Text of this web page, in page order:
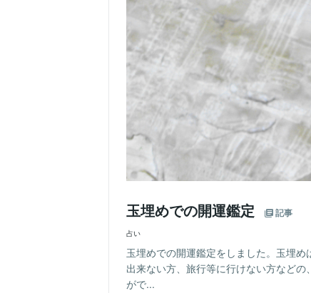
玉埋めでの開運鑑定 記事
占い
玉埋めでの開運鑑定をしました。玉埋
出来ない方、旅行等に行けない方など
がで...